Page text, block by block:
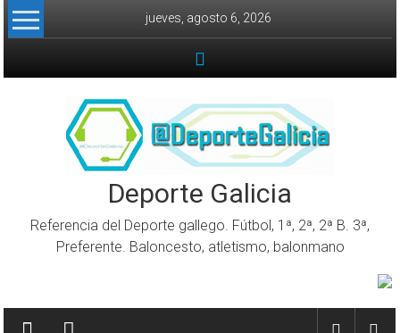
Skip to content
jueves, agosto 6, 2026
Deporte Galicia
Referencia del Deporte gallego. Fútbol, 1ª, 2ª, 2ª B. 3ª,
Preferente. Baloncesto, atletismo, balonmano